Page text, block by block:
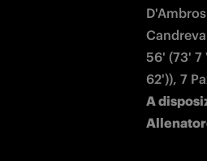
56' (73' 7
A